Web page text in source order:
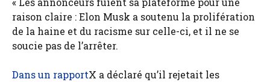
raison claire : Elon Musk a soutenu la prolifération
de la haine et du racisme sur celle-ci, et il ne se
soucie pas de l’arrêter.
Dans un rapportX a déclaré qu’il rejetait les